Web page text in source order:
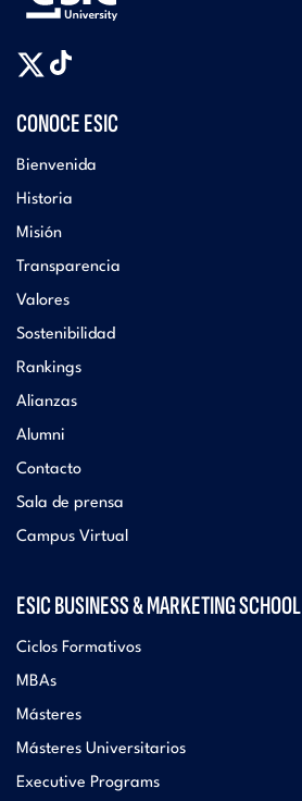
CONOCE ESIC
Bienvenida
Historia
Misión
Transparencia
Valores
Sostenibilidad
Rankings
Alianzas
Alumni
Contacto
Sala de prensa
Campus Virtual
ESIC BUSINESS & MARKETING SCHOOL
Ciclos Formativos
MBAs
Másteres
Másteres Universitarios
Executive Programs